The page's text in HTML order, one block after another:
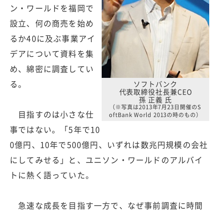
ソフトバンク
代表取締役社長兼CEO
孫 正義 氏
（※写真は2013年7月23日開催のS
oftBank World 2013の時のもの）
ン・ワールドを福岡で
設立、何の商売を始め
るか40に及ぶ事業アイ
デアについて資料を集
め、綿密に調査してい
る。
目指すのは小さな仕
事ではない。「5年で10
0億円、10年で500億円、いずれは数兆円規模の会社
にしてみせる」と、ユニソン・ワールドのアルバイ
トに熱く語っていた。
急速な成長を目指す一方で、なぜ事前調査に時間